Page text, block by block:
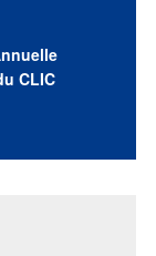
CLIC